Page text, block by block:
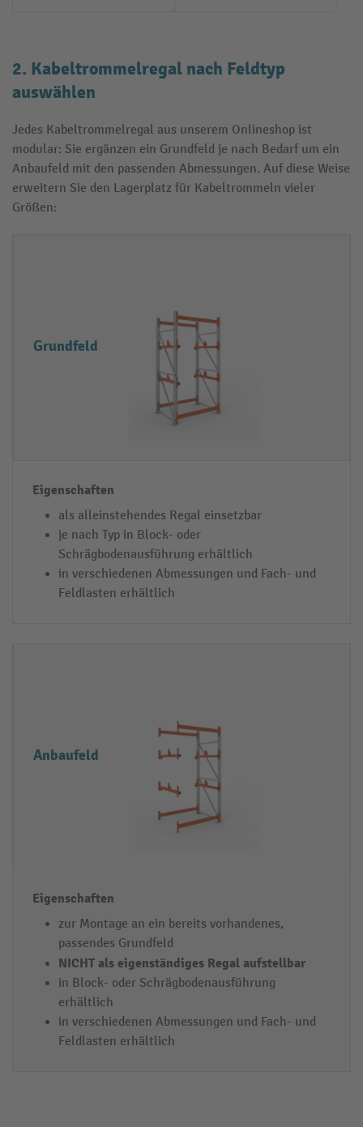
2. Kabeltrommelregal nach Feldtyp
auswählen
Jedes Kabeltrommelregal aus unserem Onlineshop ist
modular: Sie ergänzen ein Grundfeld je nach Bedarf um ein
Anbaufeld mit den passenden Abmessungen. Auf diese Weise
erweitern Sie den Lagerplatz für Kabeltrommeln vieler
Größen:
t
n
Grundfeld
als alleinstehendes Regal einsetzbar
je nach Typ in Block- oder
Schrägbodenausführung erhältlich
in verschiedenen Abmessungen und Fach- und
Feldlasten erhältlich
Anbaufeld
zur Montage an ein bereits vorhandenes,
passendes Grundfeld
NICHT als eigenständiges Regal aufstellbar
in Block- oder Schrägbodenausführung
erhältlich
in verschiedenen Abmessungen und Fach- und
Feldlasten erhältlich